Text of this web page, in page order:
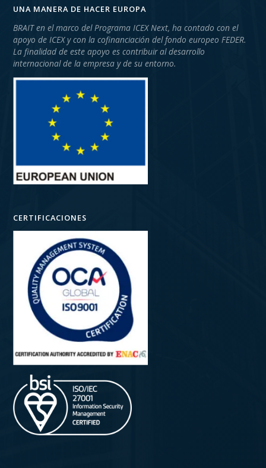
UNA MANERA DE HACER EUROPA
BRAIT en el marco del Programa ICEX Next, ha contado con el
apoyo de ICEX y con la cofinanciación del fondo europeo FEDER.
La finalidad de este apoyo es contribuir al desarrollo
internacional de la empresa y de su entorno.
CERTIFICACIONES